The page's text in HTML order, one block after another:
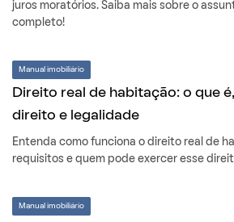
juros moratórios. Saiba mais sobre o
completo!
Manual imobiliário
Direito real de habitação: o que
direito e legalidade
Entenda como funciona o direito real de
requisitos e quem pode exercer esse
Manual imobiliário